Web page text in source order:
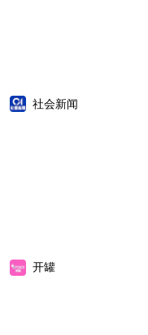
社会新闻
开罐